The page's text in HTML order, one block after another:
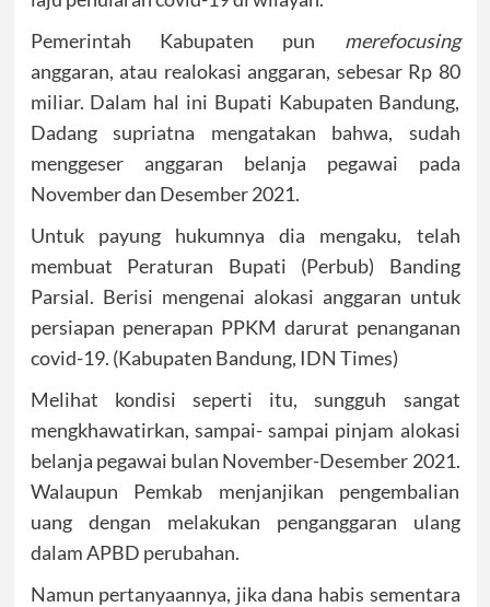
Pemerintah Kabupaten pun merefocusing
anggaran, atau realokasi anggaran, sebesar Rp 80
miliar. Dalam hal ini Bupati Kabupaten Bandung,
Dadang supriatna mengatakan bahwa, sudah
menggeser anggaran belanja pegawai pada
November dan Desember 2021.
Untuk payung hukumnya dia mengaku, telah
membuat Peraturan Bupati (Perbub) Banding
Parsial. Berisi mengenai alokasi anggaran untuk
persiapan penerapan PPKM darurat penanganan
covid-19. (Kabupaten Bandung, IDN Times)
Melihat kondisi seperti itu, sungguh sangat
mengkhawatirkan, sampai- sampai pinjam alokasi
belanja pegawai bulan November-Desember 2021.
Walaupun Pemkab menjanjikan pengembalian
uang dengan melakukan penganggaran ulang
dalam APBD perubahan.
Namun pertanyaannya, jika dana habis sementara